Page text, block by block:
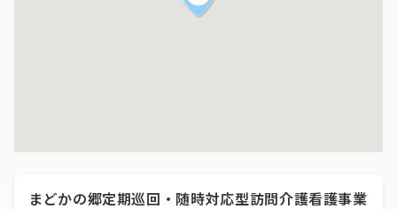
まどかの郷定期巡回・随時対応型訪問介護看護事業